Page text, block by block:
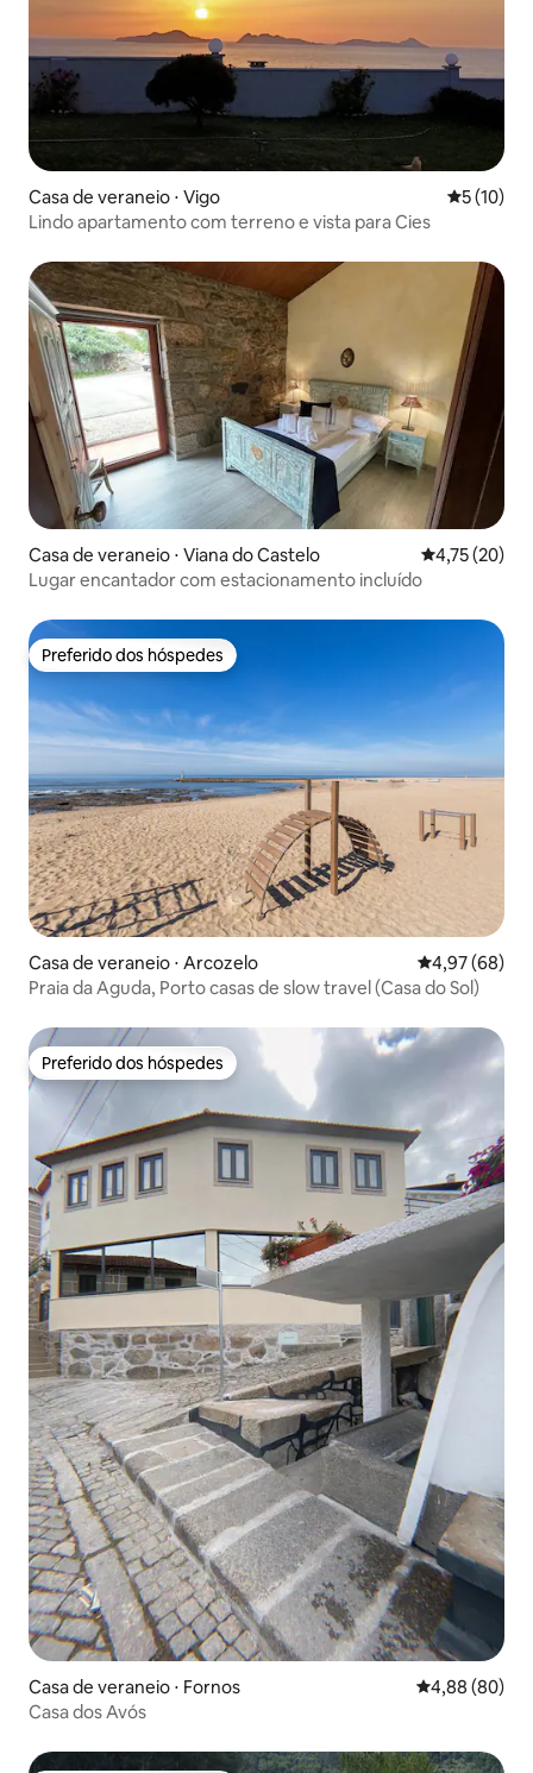
Casa de veraneio ⋅ Vigo 5 de uma
5 (10)
Lindo apartamento com terreno e vista para Cies
Casa de veraneio ⋅ Viana do Castelo 4,75 de uma
4,75 (20)
Lugar encantador com estacionamento incluído
Preferido dos hóspedes
Preferido dos hóspedes
Casa de veraneio ⋅ Arcozelo 4,97 de uma
4,97 (68)
Praia da Aguda, Porto casas de slow travel (Casa do Sol)
Preferido dos hóspedes
Preferido dos hóspedes
Casa de veraneio ⋅ Fornos 4,88 de uma
4,88 (80)
Casa dos Avós